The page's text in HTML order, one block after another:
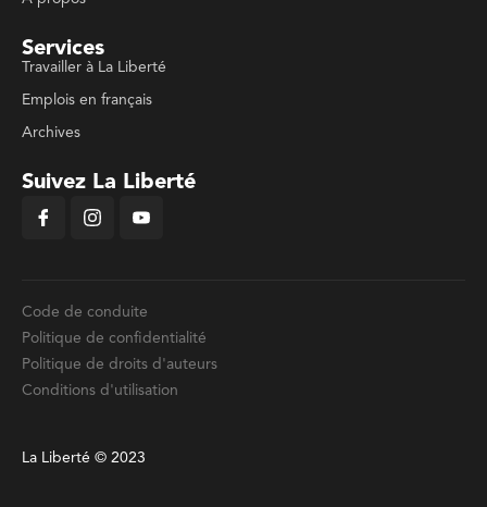
Services
Travailler à La Liberté
Emplois en français
Archives
Suivez La Liberté
Code de conduite
Politique de confidentialité
Politique de droits d'auteurs
Conditions d'utilisation
La Liberté © 2023